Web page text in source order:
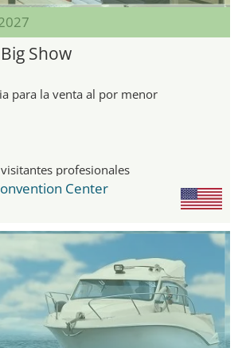
Show
para la venta al por menor
profesionales
Center